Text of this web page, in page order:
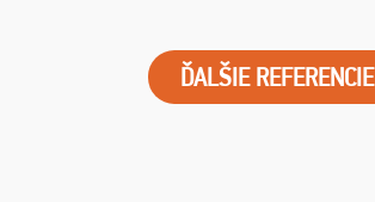
ĎALŠIE REFERENCIE